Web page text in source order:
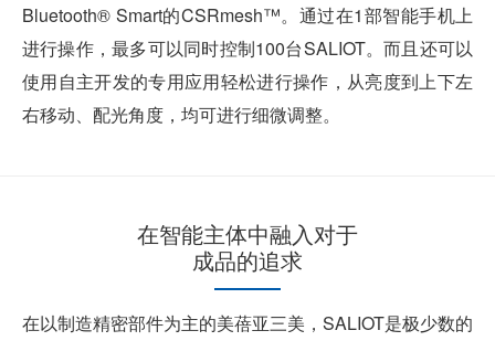
Bluetooth® Smart的CSRmesh™。通过在1部智能手机上
进行操作，最多可以同时控制100台SALIOT。而且还可以
使用自主开发的专用应用轻松进行操作，从亮度到上下左
右移动、配光角度，均可进行细微调整。
在智能主体中融入对于
成品的追求
在以制造精密部件为主的美蓓亚三美，SALIOT是极少数的